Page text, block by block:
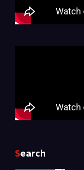
Search